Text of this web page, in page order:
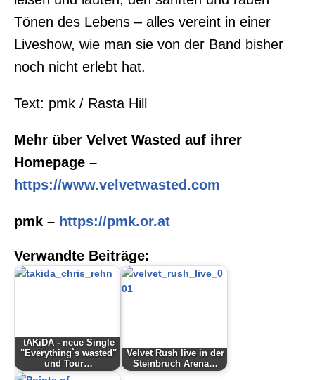
Tönen des Lebens – alles vereint in einer
Liveshow, wie man sie von der Band bisher
noch nicht erlebt hat.
Text: pmk / Rasta Hill
Mehr über Velvet Wasted auf ihrer
Homepage –
https://www.velvetwasted.com
pmk – https://pmk.or.at
Verwandte Beiträge:
tAKiDA - neue Single
"Everything`s wasted"
und Tour…
Velvet Rush live in der
Steinbruch Arena…